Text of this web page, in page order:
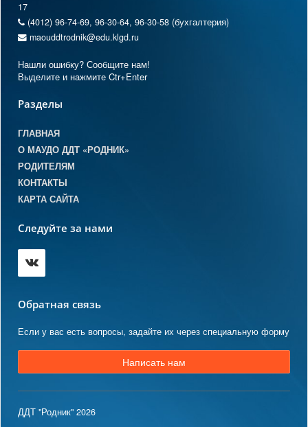
17
(4012) 96-74-69, 96-30-64, 96-30-58 (бухгалтерия)
maouddtrodnik@edu.klgd.ru
Нашли ошибку? Сообщите нам!
Выделите и нажмите Ctr+Enter
Разделы
ГЛАВНАЯ
О МАУДО ДДТ «РОДНИК»
РОДИТЕЛЯМ
КОНТАКТЫ
КАРТА САЙТА
Следуйте за нами
Обратная связь
Если у вас есть вопросы, задайте их через специальную форму
Написать нам
ДДТ "Родник" 2026